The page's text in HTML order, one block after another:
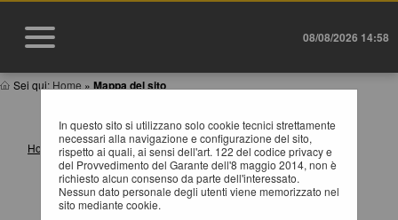
08/08/2026 14:58
Sei qui: Home » Mappa del sito
In questo sito si utilizzano solo cookie tecnici strettamente
necessari alla navigazione e configurazione del sito,
rispetto ai quali, ai sensi dell'art. 122 del codice privacy e
del Provvedimento del Garante dell'8 maggio 2014, non è
richiesto alcun consenso da parte dell'interessato.
Nessun dato personale degli utenti viene memorizzato nel
sito mediante cookie.
MAPPA SITO
Home
Informazioni
Istruzioni e manuali
F.A.Q.